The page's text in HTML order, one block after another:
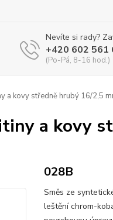
Nevíte si rady?
+420 602 561
(Po-Pá, 8-16 hod.)
a kovy středně hrubý 16/2,5
a kovy
028B
Směs ze
leštění chrom-